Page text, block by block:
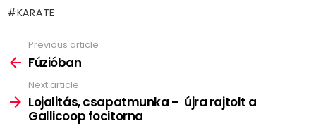
KARATE
more
Previous article
Fúzióban
Next article
Lojalitás, csapatmunka – újra rajtolt a
Gallicoop focitorna